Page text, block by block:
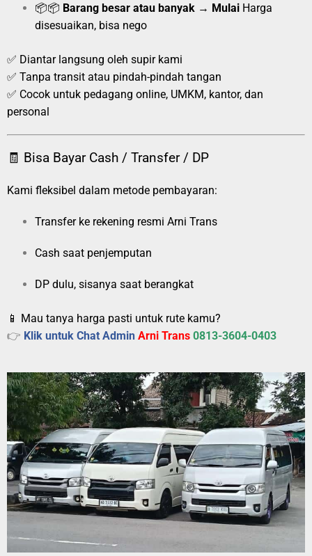
📦📦 Barang besar atau banyak → Mulai Harga
disesuaikan, bisa nego
✅ Diantar langsung oleh supir kami
✅ Tanpa transit atau pindah-pindah tangan
✅ Cocok untuk pedagang online, UMKM, kantor, dan
personal
🧾 Bisa Bayar Cash / Transfer / DP
Kami fleksibel dalam metode pembayaran:
Transfer ke rekening resmi Arni Trans
Cash saat penjemputan
DP dulu, sisanya saat berangkat
📱 Mau tanya harga pasti untuk rute kamu?
👉 Klik untuk Chat Admin Arni Trans 0813-3604-0403